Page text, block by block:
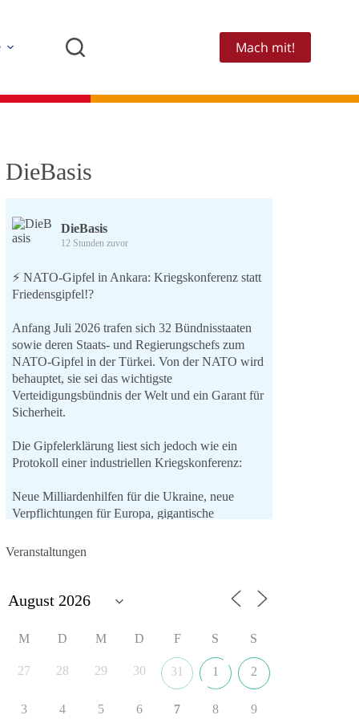
Mach mit!
DieBasis
DieBasis
12 Stunden zuvor
⚡️ NATO-Gipfel in Ankara: Kriegskonferenz statt
Friedensgipfel!?
Anfang Juli 2026 trafen sich 32 Bündnisstaaten
sowie deren Staats- und Regierungschefs zum
NATO-Gipfel in der Türkei. Von der NATO wird
behauptet, sie sei das wichtigste
Verteidigungsbündnis der Welt und ein Garant für
Sicherheit.
Die Gipfelerklärung liest sich jedoch wie ein
Protokoll einer industriellen Kriegskonferenz:
Neue Milliardenhilfen für die Ukraine, neue
Verpflichtungen für Europa, gigantische
Verteidigungsindustrie, Modernisierung der
Forderung, der Iran dürfe keine Kernwaffe
friedensorientierte Politik?
Veranstaltungen
M D M D F S S
27 28 29 30 31 1 2
3 4 5 6 7 8 9